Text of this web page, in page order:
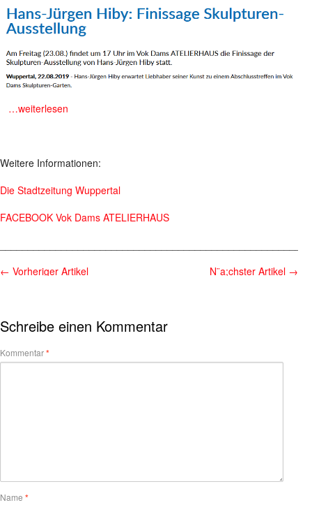
…weiterlesen
Weitere Informationen:
Die Stadtzeitung Wuppertal
FACEBOOK Vok Dams ATELIERHAUS
← Vorheriger Artikel N¨a;chster Artikel →
Schreibe einen Kommentar
Kommentar*
Name *